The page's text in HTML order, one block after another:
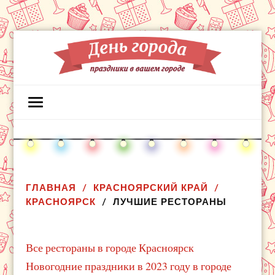
ГЛАВНАЯ
КРАСНОЯРСКИЙ КРАЙ
КРАСНОЯРСК
ЛУЧШИЕ РЕСТОРАНЫ
Все рестораны в городе Красноярск
Новогодние праздники в 2023 году в городе